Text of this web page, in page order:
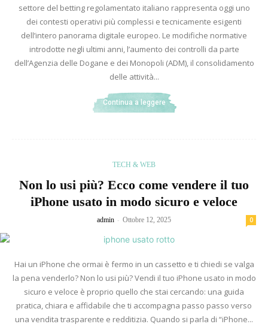
settore del betting regolamentato italiano rappresenta oggi uno
dei contesti operativi più complessi e tecnicamente esigenti
dell’intero panorama digitale europeo. Le modifiche normative
introdotte negli ultimi anni, l’aumento dei controlli da parte
dell’Agenzia delle Dogane e dei Monopoli (ADM), il consolidamento
delle attività...
Continua a leggere
TECH & WEB
Non lo usi più? Ecco come vendere il tuo
iPhone usato in modo sicuro e veloce
admin - Ottobre 12, 2025 0
Hai un iPhone che ormai è fermo in un cassetto e ti chiedi se valga
la pena venderlo? Non lo usi più? Vendi il tuo iPhone usato in modo
sicuro e veloce è proprio quello che stai cercando: una guida
pratica, chiara e affidabile che ti accompagna passo passo verso
una vendita trasparente e redditizia. Quando si parla di “iPhone...